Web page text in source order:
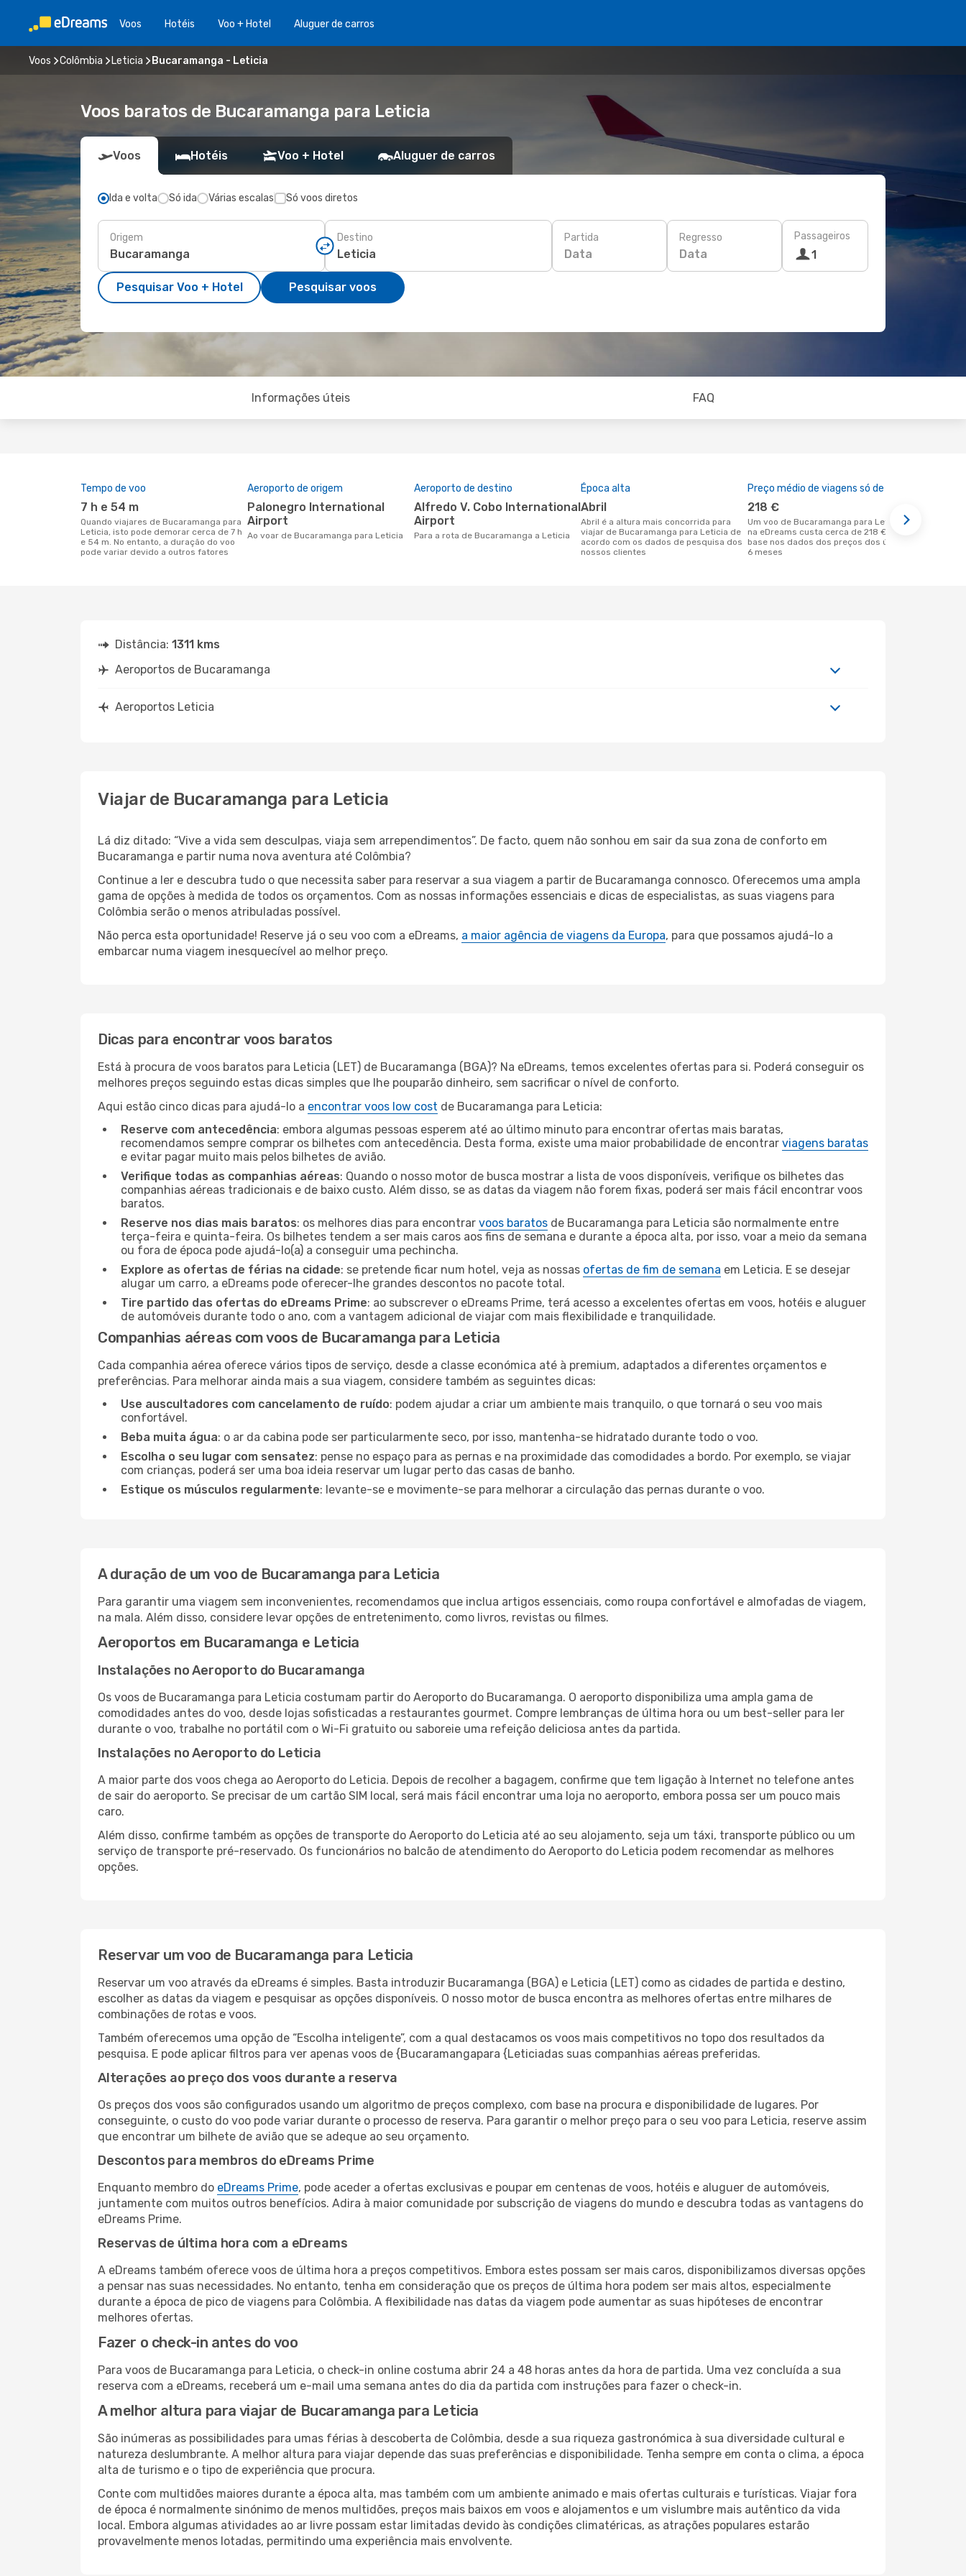
Voos Hotéis Voo + Hotel Aluguer de carros
Voos Colômbia Leticia Bucaramanga - Leticia
Voos baratos de Bucaramanga para Leticia
Voos Hotéis Voo + Hotel Aluguer de carros
Ida e volta Só ida Várias escalas Só voos diretos
Origem Destino Partida
Data
Regresso
Data
Passageiros
1
Pesquisar Voo + Hotel Pesquisar voos
Informações úteis FAQ
Tempo de voo
7 h e 54 m
Quando viajares de Bucaramanga para
Leticia, isto pode demorar cerca de 7 h
e 54 m. No entanto, a duração do voo
pode variar devido a outros fatores
Aeroporto de origem
Palonegro International
Airport
Ao voar de Bucaramanga para Leticia
Aeroporto de destino
Alfredo V. Cobo International
Airport
Para a rota de Bucaramanga a Leticia
Época alta
abril
abril é a altura mais concorrida para
viajar de Bucaramanga para Leticia de
acordo com os dados de pesquisa dos
nossos clientes
Preço médio de viagens só de ida
218 €
Um voo de Bucaramanga para Leticia
na eDreams custa cerca de 218 €, com
base nos dados dos preços dos últimos
6 meses
Distância: 1311 kms
Aeroportos de Bucaramanga
Aeroportos Leticia
Viajar de Bucaramanga para Leticia
Lá diz ditado: “Vive a vida sem desculpas, viaja sem arrependimentos”. De facto, quem não sonhou em sair da sua zona de conforto em
Bucaramanga e partir numa nova aventura até Colômbia?
Continue a ler e descubra tudo o que necessita saber para reservar a sua viagem a partir de Bucaramanga connosco. Oferecemos uma ampla
gama de opções à medida de todos os orçamentos. Com as nossas informações essenciais e dicas de especialistas, as suas viagens para
Colômbia serão o menos atribuladas possível.
Não perca esta oportunidade! Reserve já o seu voo com a eDreams, a maior agência de viagens da Europa, para que possamos ajudá-lo a
embarcar numa viagem inesquecível ao melhor preço.
Dicas para encontrar voos baratos
Está à procura de voos baratos para Leticia (LET) de Bucaramanga (BGA)? Na eDreams, temos excelentes ofertas para si. Poderá conseguir os
melhores preços seguindo estas dicas simples que lhe pouparão dinheiro, sem sacrificar o nível de conforto.
Aqui estão cinco dicas para ajudá-lo a encontrar voos low cost de Bucaramanga para Leticia:
Reserve com antecedência: embora algumas pessoas esperem até ao último minuto para encontrar ofertas mais baratas,
recomendamos sempre comprar os bilhetes com antecedência. Desta forma, existe uma maior probabilidade de encontrar viagens baratas
e evitar pagar muito mais pelos bilhetes de avião.
Verifique todas as companhias aéreas: Quando o nosso motor de busca mostrar a lista de voos disponíveis, verifique os bilhetes das
companhias aéreas tradicionais e de baixo custo. Além disso, se as datas da viagem não forem fixas, poderá ser mais fácil encontrar voos
baratos.
Reserve nos dias mais baratos: os melhores dias para encontrar voos baratos de Bucaramanga para Leticia são normalmente entre
terça-feira e quinta-feira. Os bilhetes tendem a ser mais caros aos fins de semana e durante a época alta, por isso, voar a meio da semana
ou fora de época pode ajudá-lo(a) a conseguir uma pechincha.
Explore as ofertas de férias na cidade: se pretende ficar num hotel, veja as nossas ofertas de fim de semana em Leticia. E se desejar
alugar um carro, a eDreams pode oferecer-lhe grandes descontos no pacote total.
Tire partido das ofertas do eDreams Prime: ao subscrever o eDreams Prime, terá acesso a excelentes ofertas em voos, hotéis e aluguer
de automóveis durante todo o ano, com a vantagem adicional de viajar com mais flexibilidade e tranquilidade.
Companhias aéreas com voos de Bucaramanga para Leticia
Cada companhia aérea oferece vários tipos de serviço, desde a classe económica até à premium, adaptados a diferentes orçamentos e
preferências. Para melhorar ainda mais a sua viagem, considere também as seguintes dicas:
Use auscultadores com cancelamento de ruído: podem ajudar a criar um ambiente mais tranquilo, o que tornará o seu voo mais
confortável.
Beba muita água: o ar da cabina pode ser particularmente seco, por isso, mantenha-se hidratado durante todo o voo.
Escolha o seu lugar com sensatez: pense no espaço para as pernas e na proximidade das comodidades a bordo. Por exemplo, se viajar
com crianças, poderá ser uma boa ideia reservar um lugar perto das casas de banho.
Estique os músculos regularmente: levante-se e movimente-se para melhorar a circulação das pernas durante o voo.
A duração de um voo de Bucaramanga para Leticia
Para garantir uma viagem sem inconvenientes, recomendamos que inclua artigos essenciais, como roupa confortável e almofadas de viagem,
na mala. Além disso, considere levar opções de entretenimento, como livros, revistas ou filmes.
Aeroportos em Bucaramanga e Leticia
Instalações no Aeroporto do Bucaramanga
Os voos de Bucaramanga para Leticia costumam partir do Aeroporto do Bucaramanga. O aeroporto disponibiliza uma ampla gama de
comodidades antes do voo, desde lojas sofisticadas a restaurantes gourmet. Compre lembranças de última hora ou um best-seller para ler
durante o voo, trabalhe no portátil com o Wi-Fi gratuito ou saboreie uma refeição deliciosa antes da partida.
Instalações no Aeroporto do Leticia
A maior parte dos voos chega ao Aeroporto do Leticia. Depois de recolher a bagagem, confirme que tem ligação à Internet no telefone antes
de sair do aeroporto. Se precisar de um cartão SIM local, será mais fácil encontrar uma loja no aeroporto, embora possa ser um pouco mais
caro.
Além disso, confirme também as opções de transporte do Aeroporto do Leticia até ao seu alojamento, seja um táxi, transporte público ou um
serviço de transporte pré-reservado. Os funcionários no balcão de atendimento do Aeroporto do Leticia podem recomendar as melhores
opções.
Reservar um voo de Bucaramanga para Leticia
Reservar um voo através da eDreams é simples. Basta introduzir Bucaramanga (BGA) e Leticia (LET) como as cidades de partida e destino,
escolher as datas da viagem e pesquisar as opções disponíveis. O nosso motor de busca encontra as melhores ofertas entre milhares de
combinações de rotas e voos.
Também oferecemos uma opção de “Escolha inteligente”, com a qual destacamos os voos mais competitivos no topo dos resultados da
pesquisa. E pode aplicar filtros para ver apenas voos de {Bucaramangapara {Leticiadas suas companhias aéreas preferidas.
Alterações ao preço dos voos durante a reserva
Os preços dos voos são configurados usando um algoritmo de preços complexo, com base na procura e disponibilidade de lugares. Por
conseguinte, o custo do voo pode variar durante o processo de reserva. Para garantir o melhor preço para o seu voo para Leticia, reserve assim
que encontrar um bilhete de avião que se adeque ao seu orçamento.
Descontos para membros do eDreams Prime
Enquanto membro do eDreams Prime, pode aceder a ofertas exclusivas e poupar em centenas de voos, hotéis e aluguer de automóveis,
juntamente com muitos outros benefícios. Adira à maior comunidade por subscrição de viagens do mundo e descubra todas as vantagens do
eDreams Prime.
Reservas de última hora com a eDreams
A eDreams também oferece voos de última hora a preços competitivos. Embora estes possam ser mais caros, disponibilizamos diversas opções
a pensar nas suas necessidades. No entanto, tenha em consideração que os preços de última hora podem ser mais altos, especialmente
durante a época de pico de viagens para Colômbia. A flexibilidade nas datas da viagem pode aumentar as suas hipóteses de encontrar
melhores ofertas.
Fazer o check-in antes do voo
Para voos de Bucaramanga para Leticia, o check-in online costuma abrir 24 a 48 horas antes da hora de partida. Uma vez concluída a sua
reserva com a eDreams, receberá um e-mail uma semana antes do dia da partida com instruções para fazer o check-in.
A melhor altura para viajar de Bucaramanga para Leticia
São inúmeras as possibilidades para umas férias à descoberta de Colômbia, desde a sua riqueza gastronómica à sua diversidade cultural e
natureza deslumbrante. A melhor altura para viajar depende das suas preferências e disponibilidade. Tenha sempre em conta o clima, a época
alta de turismo e o tipo de experiência que procura.
Conte com multidões maiores durante a época alta, mas também com um ambiente animado e mais ofertas culturais e turísticas. Viajar fora
de época é normalmente sinónimo de menos multidões, preços mais baixos em voos e alojamentos e um vislumbre mais autêntico da vida
local. Embora algumas atividades ao ar livre possam estar limitadas devido às condições climatéricas, as atrações populares estarão
provavelmente menos lotadas, permitindo uma experiência mais envolvente.